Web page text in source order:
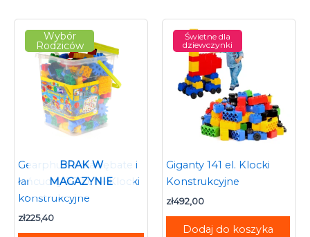
Wybór
Rodziców
BRAK W
MAGAZYNIE
Gearphun Koła zębate i
łańcuchy 270 el. – Klocki
konstrukcyjne
zł225,40
Świetne dla
dziewczynki
Giganty 141 el. Klocki
Konstrukcyjne
zł492,00
Dodaj do koszyka